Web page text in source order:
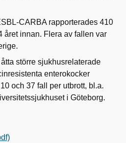
CARBA rapporterades 410
året innan. Flera av fallen var
större sjukhusrelaterade
enterokocker
och 37 fall per utbrott, bl.a.
i Göteborg.